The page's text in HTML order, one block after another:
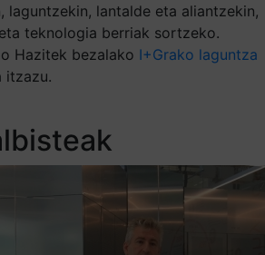
laguntzekin, lantalde eta aliantzekin,
teknologia berriak sortzeko.
Hazitek bezalako I+Grako laguntza
itzazu.